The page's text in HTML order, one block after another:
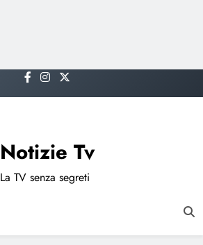
Notizie Tv
La TV senza segreti